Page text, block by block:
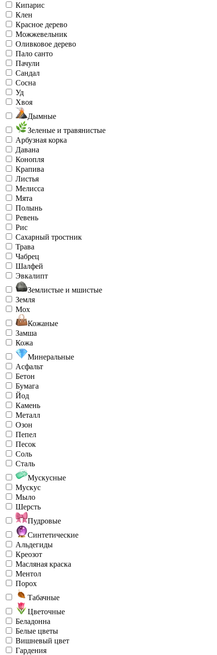
Кипарис
Клен
Красное дерево
Можжевельник
Оливковое дерево
Пало санто
Пачули
Сандал
Сосна
Уд
Хвоя
Дымные
Зеленые и травянистые
Арбузная корка
Давана
Конопля
Крапива
Листья
Мелисса
Мята
Полынь
Ревень
Рис
Сахарный тростник
Трава
Чабрец
Шалфей
Эвкалипт
Землистые и мшистые
Земля
Мох
Кожаные
Замша
Кожа
Минеральные
Асфальт
Бетон
Бумага
Йод
Камень
Металл
Озон
Пепел
Песок
Соль
Сталь
Мускусные
Мускус
Мыло
Шерсть
Пудровые
Синтетические
Альдегиды
Креозот
Масляная краска
Ментол
Порох
Табачные
Цветочные
Беладонна
Белые цветы
Вишневый цвет
Гардения